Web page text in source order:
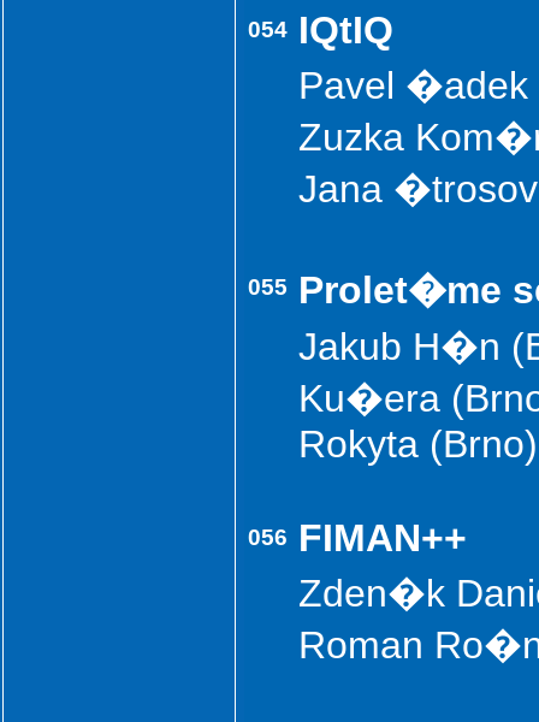
054 IQtIQ
Pavel
Zuzka
Jana
055 Prolet�me
Jakub H�n
Ku�era
Rokyta
056 FIMAN++
Zden�k
Roman